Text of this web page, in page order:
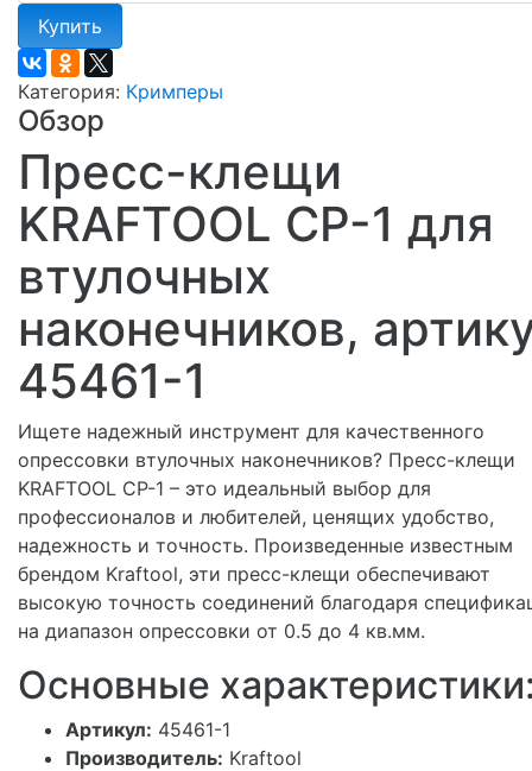
Купить
Категория: Кримперы
Обзор
Пресс-клещи
KRAFTOOL CP-1 для
втулочных
наконечников,
45461-1
Ищете надежный инструмент для качественного
опрессовки втулочных наконечников? Пресс-клещи
KRAFTOOL CP-1 – это идеальный выбор для
профессионалов и любителей, ценящих удобство,
надежность и точность. Произведенные известным
брендом Kraftool, эти пресс-клещи обеспечивают
высокую точность соединений благодаря
на диапазон опрессовки от 0.5 до 4 кв.мм.
Основные
Артикул: 45461-1
Производитель: Kraftool